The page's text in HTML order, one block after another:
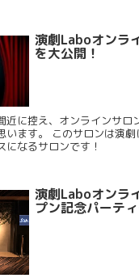
演劇Laboオンラ
を大公開！
近に控え、オンラインサロ
います。 このサロンは演
になるサロンです！
演劇Laboオンラ
プン記念パーテ